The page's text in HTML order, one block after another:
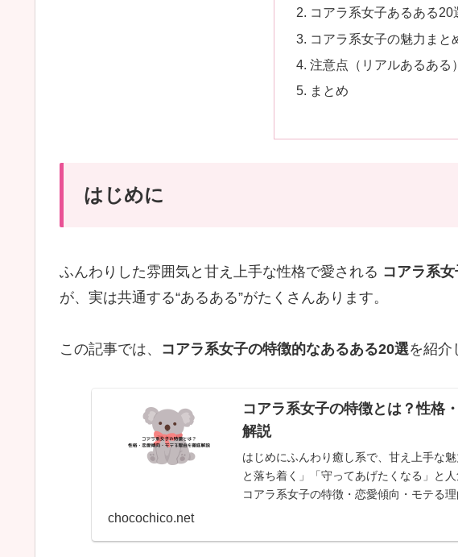
コアラ系女子あるある20
コアラ系女子の魅力まと
注意点（リアルあるある）
まとめ
はじめに
ふんわりした雰囲気と甘え上手な性格で愛される コアラ系女
が、実は共通する“あるある”がたくさんあります。
この記事では、 コアラ系女子の特徴的なあるある20選を紹介
コアラ系女子の特徴とは？性格
解説
はじめにふんわり癒し系で、甘え上手な
と落ち着く」「守ってあげたくなる」と
コアラ系女子の特徴・恋愛傾向・モテる
chocochico.net